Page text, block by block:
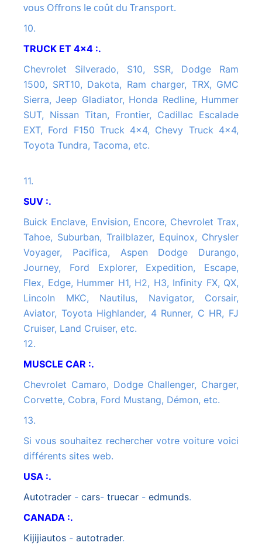
vous Offrons le coût du Transport.
10.
TRUCK ET 4x4 :.
Chevrolet Silverado, S10, SSR, Dodge Ram
1500, SRT10, Dakota, Ram charger, TRX, GMC
Sierra, Jeep Gladiator, Honda Redline, Hummer
SUT, Nissan Titan, Frontier, Cadillac Escalade
EXT, Ford F150 Truck 4x4, Chevy Truck 4x4,
Toyota Tundra, Tacoma, etc.
11.
SUV :.
Buick Enclave, Envision, Encore, Chevrolet Trax,
Tahoe, Suburban, Trailblazer, Equinox, Chrysler
Voyager, Pacifica, Aspen Dodge Durango,
Journey, Ford Explorer, Expedition, Escape,
Flex, Edge, Hummer H1, H2, H3, Infinity FX, QX,
Lincoln MKC, Nautilus, Navigator, Corsair,
Aviator, Toyota Highlander, 4 Runner, C HR, FJ
Cruiser, Land Cruiser, etc.
12.
MUSCLE CAR :.
Chevrolet Camaro, Dodge Challenger, Charger,
Corvette, Cobra, Ford Mustang, Démon, etc.
13.
Si vous souhaitez rechercher votre voiture voici
différents sites web.
USA :.
autotrader - cars- truecar - edmunds.
CANADA :.
kijijiautos - autotrader.